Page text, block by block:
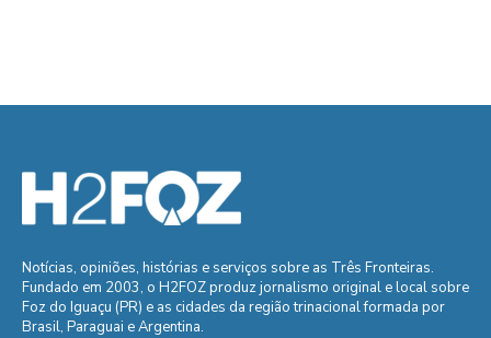
Notícias, opiniões, histórias e serviços sobre as Três Fronteiras.
Fundado em 2003, o H2FOZ produz jornalismo original e local sobre
Foz do Iguaçu (PR) e as cidades da região trinacional formada por
Brasil, Paraguai e Argentina.